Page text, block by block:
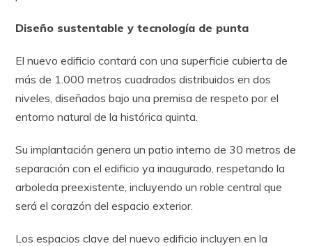
Diseño sustentable y tecnología de punta
El nuevo edificio contará con una superficie cubierta de
más de 1.000 metros cuadrados distribuidos en dos
niveles, diseñados bajo una premisa de respeto por el
entorno natural de la histórica quinta.
Su implantación genera un patio interno de 30 metros de
separación con el edificio ya inaugurado, respetando la
arboleda preexistente, incluyendo un roble central que
será el corazón del espacio exterior.
Los espacios clave del nuevo edificio incluyen en la